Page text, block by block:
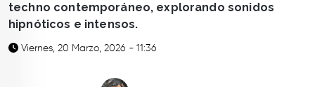
techno contemporáneo, explorando sonidos
hipnóticos e intensos.
Viernes, 20 Marzo, 2026 - 11:36